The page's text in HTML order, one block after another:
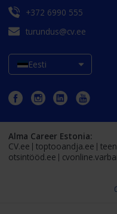
+372 6990 555
turundus@cv.ee
Eesti
Alma Career Estonia:
CV.ee
toptooandja.ee
otsintööd.ee